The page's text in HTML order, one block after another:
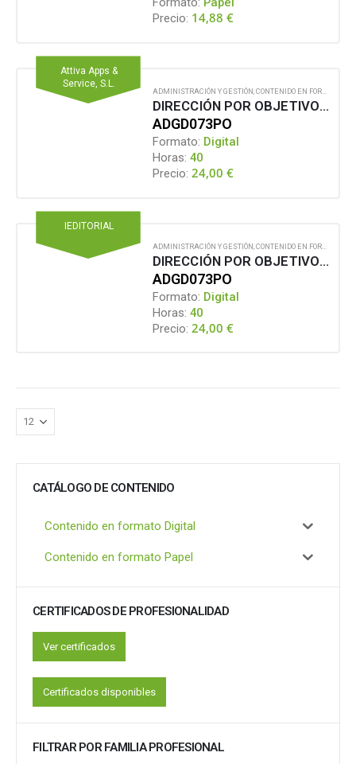
Precio: 14,88€
Attiva Apps &
Service, S.L.
ADMINISTRACIÓN Y GESTIÓN CONTENIDO EN FORMATO DIGITAL
DIRECCIÓN POR OBJETIVOS Y GESTIÓN DEL DESEMPEÑO
ADGD073PO
Formato: Digital
Horas: 40
Precio: 24,00€
IEDITORIAL
ADMINISTRACIÓN Y GESTIÓN CONTENIDO EN FORMATO DIGITAL
DIRECCIÓN POR OBJETIVOS Y GESTIÓN DEL DESEMPEÑO
ADGD073PO
Formato: Digital
Horas: 40
Precio: 24,00€
CATÁLOGO DE CONTENIDO
Contenido en formato Digital
Contenido en formato Papel
CERTIFICADOS DE PROFESIONALIDAD
Ver certificados
Certificados disponibles
FILTRAR POR FAMILIA PROFESIONAL